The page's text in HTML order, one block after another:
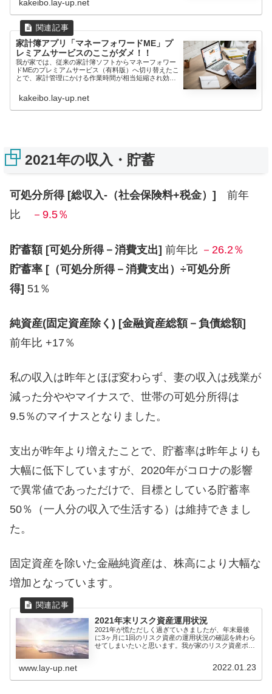
kakeibo.lay-up.net
家計簿アプリ「マネーフォワードME」プ
レミアムサービスのここがダメ！！
我が家では、従来の家計簿ソフトからマネーフォワー
ドMEのプレミアムサービス（有料版）へ切り替えたこ
とで、家計管理にかける作業時間が相当短縮され効率
kakeibo.lay-up.net
2021年の収入・貯蓄
可処分所得 [総収入-（社会保険料+税金）]
前年
比
－9.5％
貯蓄額 [可処分所得－消費支出] 前年比 －26.2％
貯蓄率 [（可処分所得－消費支出）÷可処分所
得] 51％
純資産(固定資産除く) [金融資産総額－負債総額]
前年比 +17％
私の収入は昨年とほぼ変わらず、妻の収入は残業が
減った分ややマイナスで、世帯の可処分所得は
9.5％のマイナスとなりました。
支出が昨年より増えたことで、貯蓄率は昨年よりも
大幅に低下していますが、2020年がコロナの影響
で異常値であっただけで、目標としている貯蓄率
50％（一人分の収入で生活する）は維持できまし
た。
固定資産を除いた金融純資産は、株高により大幅な
増加となっています。
2021年末リスク資産運用状況
2021年が慌ただしく過ぎていきましたが、年末最後
に3ヶ月に1回のリスク資産の運用状況の確認を終わら
せてしまいたいと思います。我が家のリスク資産ポー
www.lay-up.net 2022.01.23